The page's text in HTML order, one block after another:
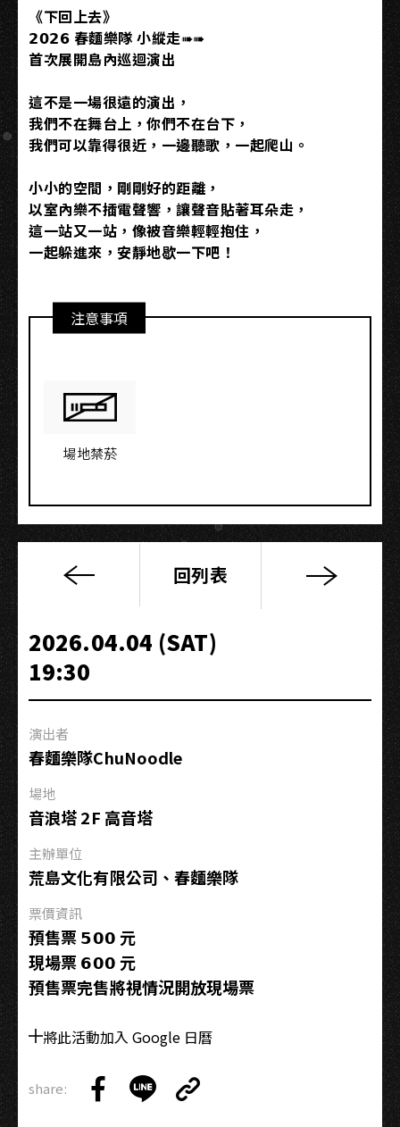
《下回上去》
𝟮𝟬𝟮𝟲 春麵樂隊 小縱走➠➠
首次展開島內巡迴演出
這不是一場很遠的演出，
我們不在舞台上，你們不在台下，
我們可以靠得很近，一邊聽歌，一起爬山。
小小的空間，剛剛好的距離，
以室內樂不插電聲響，讓聲音貼著耳朵走，
這一站又一站，像被音樂輕輕抱住，
一起躲進來，安靜地歇一下吧！
注意事項
場地禁菸
爵
春
日
散
散
Spring
回列表
2026.04.04 (SAT)
19:30
演出者
春麵樂隊ChuNoodle
場地
音浪塔 2F 高音塔
主辦單位
荒島文化有限公司、春麵樂隊
票價資訊
預售票 𝟱𝟬𝟬 元
現場票 𝟲𝟬𝟬 元
預售票完售將視情況開放現場票
將此活動加入 Google 日曆
share:
Copy